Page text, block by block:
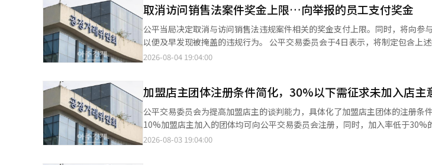
据违法次数可加重至最高100%。 对于因举报或申请争议调解而进行的报复行为，相关应对措施也将加强。在代理领
域，加重比例从原来的20%提高至30%，而在特许经营领域则新设了可加重至30%的依据。 减轻
也有所缩小。自愿整改的情况下，过去可减轻至最高50%，但现在仅在消除违
10%。调查和审议阶段的协作减轻（最高20%）也缩减为在调查到审议全过程
而在特许经营领域的“轻微过失减轻（10%以内）”的规定则被删除。 公平交易委员会相关人士表示：“此次修订
的交易秩序的建立。”※ 本报道经人工智能（AI）系统翻译与编辑。
取消访问销售法案件奖金上限…向举报的员工支付奖金
公平当局决定取消与访问销售法违规案件相关的奖金支付上限。同时，将向参
以便及早发现被掩盖的违规行为。 公平交易委员会于4日表示，将制定包含上述内容的访问销售法实施条例修订案，
并于下月14日前进行立法预告。此次实施条例的修订是对6月公平交易法违规行
为根据修订后的奖金规定，最高可获得罚款的10%。 此外，修订案还扩大了奖金支付对象，允许对参与法律违规行
为的员工支付奖金。现行实施条例规定，法律违规行为的经营者及参与违规行为
能够向参与违规行为的员工支付奖金，公平委认为可以获取参与者掌握的与法
发现被掩盖违规行为的可能性。此外，内部参与者的举报意识也将增强，从而抑制法
示：“通过实施条例的修订，将促进对容易被掩盖的访问销售法违规行为的内
2026-08-04 19:04:00
加盟店主团体注册条件简化，30%以下需征求未加入店主
公平交易委员会为提高加盟店主的谈判能力，具体化了加盟店主团体的注册条
10%加盟店主加入的团体均可向公平交易委员会注册，同时，加入率低于30%
序。 公平交易委员会于3日表示，将于下月14日发布《加盟事业法实施条例》修订案，并于24日前进行关于加盟店主
2026-08-03 19:04:00